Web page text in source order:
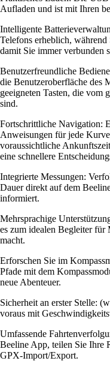
Aufladen und ist mit Ihren
Intelligente
Telefons erheblich,
damit Sie immer verbunden
Benutzerfreundliche
die Benutzeroberfläche des
geeigneten Tasten, die vom
sind.
Fortschrittliche Navigation:
Anweisungen für jede
voraussichtliche
eine schnellere
Integrierte Messungen:
Dauer direkt auf dem
informiert.
Mehrsprachige
es zum idealen Begleiter für
macht.
Erforschen Sie im
Pfade mit dem
neue Abenteuer.
Sicherheit an erster Stelle:
voraus mit
Umfassende
Beeline App, teilen Sie Ihre
GPX-Import/Export.